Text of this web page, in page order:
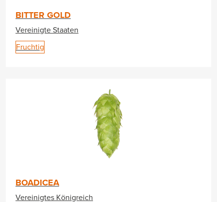
BITTER GOLD
Vereinigte Staaten
Fruchtig
BOADICEA
Vereinigtes Königreich